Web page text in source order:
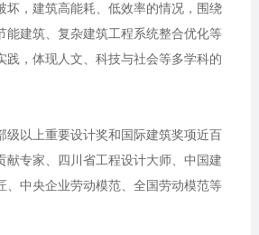
坏，建筑高能耗、低效率的情况，围绕
能建筑、复杂建筑工程系统整合优化等
践，体现人文、科技与社会等多学科的
级以上重要设计奖和国际建筑奖项近百
献专家、四川省工程设计大师、中国建
、中央企业劳动模范、全国劳动模范等